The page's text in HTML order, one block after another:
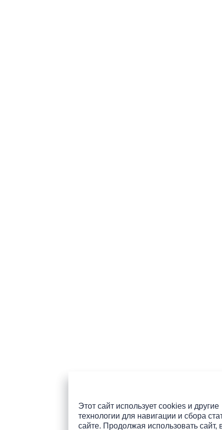
Этот сайт использует cookies и другие
технологии для навигации и сбора
сайте. Продолжая использовать сайт,